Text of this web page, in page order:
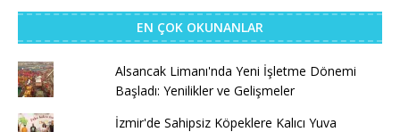
EN ÇOK OKUNANLAR
Alsancak Limanı'nda Yeni İşletme Dönemi
Başladı: Yenilikler ve Gelişmeler
İzmir'de Sahipsiz Köpeklere Kalıcı Yuva